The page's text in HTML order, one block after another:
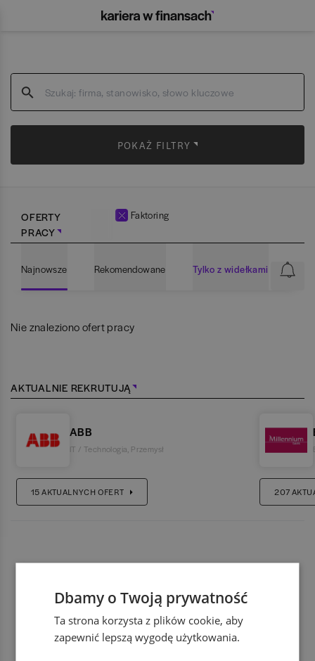
POKAŻ FILTRY
OFERTY
PRACY
Faktoring
Najnowsze Rekomendowane Tylko z widełkami
Nie znaleziono ofert pracy
AKTUALNIE REKRUTUJĄ
ABB
IT / Technologia Przemysł
15AKTUALNYCH OFERT 207
Dbamy o Twoją prywatność
Ta strona korzysta z plików cookie, aby
zapewnić lepszą wygodę użytkowania.